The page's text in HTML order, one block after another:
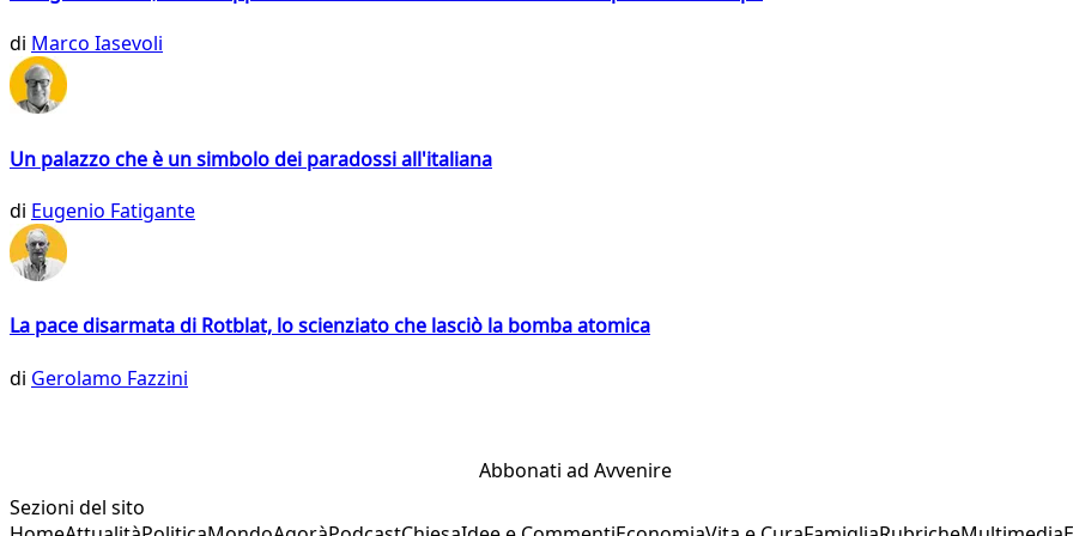
di Marco Iasevoli
Un palazzo che è un simbolo dei paradossi all'italiana
di Eugenio Fatigante
La pace disarmata di Rotblat, lo scienziato che lasciò la bomba atomica
di Gerolamo Fazzini
Abbonati ad Avvenire
Sezioni del sito